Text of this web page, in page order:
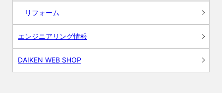
リフォーム
エンジニアリング情報
DAIKEN WEB SHOP